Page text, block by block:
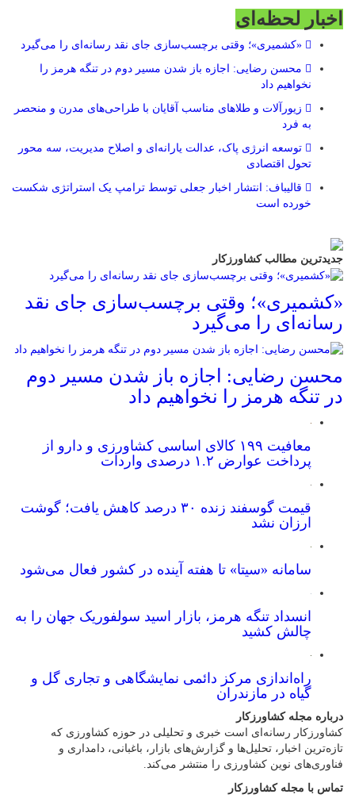
اخبار لحظه‌ای
«کشمیری»؛ وقتی برچسب‌سازی جای نقد رسانه‌ای را می‌گیرد
محسن رضایی: اجازه باز شدن مسیر دوم در تنگه هرمز را
نخواهیم داد
زیورآلات و طلاهای مناسب آقایان با طراحی‌های مدرن و منحصر
به فرد
توسعه انرژی پاک، عدالت یارانه‌ای و اصلاح مدیریت، سه محور
تحول اقتصادی
قالیباف: انتشار اخبار جعلی توسط ترامپ یک استراتژی شکست
خورده است
جدیدترین مطالب کشاورزکار
«کشمیری»؛ وقتی برچسب‌سازی جای نقد
رسانه‌ای را می‌گیرد
محسن رضایی: اجازه باز شدن مسیر دوم
در تنگه هرمز را نخواهیم داد
معافیت ۱۹۹ کالای اساسی کشاورزی و دارو از
پرداخت عوارض ۱.۲ درصدی واردات
قیمت گوسفند زنده ۳۰ درصد کاهش یافت؛ گوشت
ارزان نشد
سامانه «سیتا» تا هفته آینده در کشور فعال می‌شود
انسداد تنگه هرمز، بازار اسید سولفوریک جهان را به
چالش کشید
راه‌اندازی مرکز دائمی نمایشگاهی و تجاری گل و
گیاه در مازندران
درباره مجله کشاورزکار
کشاورزکار رسانه‌ای است خبری و تحلیلی در حوزه کشاورزی که
تازه‌ترین اخبار، تحلیل‌ها و گزارش‌های بازار، باغبانی، دامداری و
فناوری‌های نوین کشاورزی را منتشر می‌کند.
تماس با مجله کشاورزکار